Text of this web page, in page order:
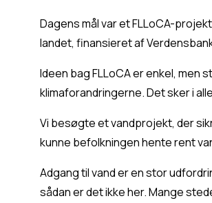
Dagens mål var et FLLoCA-
landet, finansieret af
Ideen bag FLLoCA er enkel,
klimaforandringerne. Det sker i
Vi besøgte et vandprojekt, der
kunne befolkningen hente rent
Adgang til vand er en stor
sådan er det ikke her. Mange